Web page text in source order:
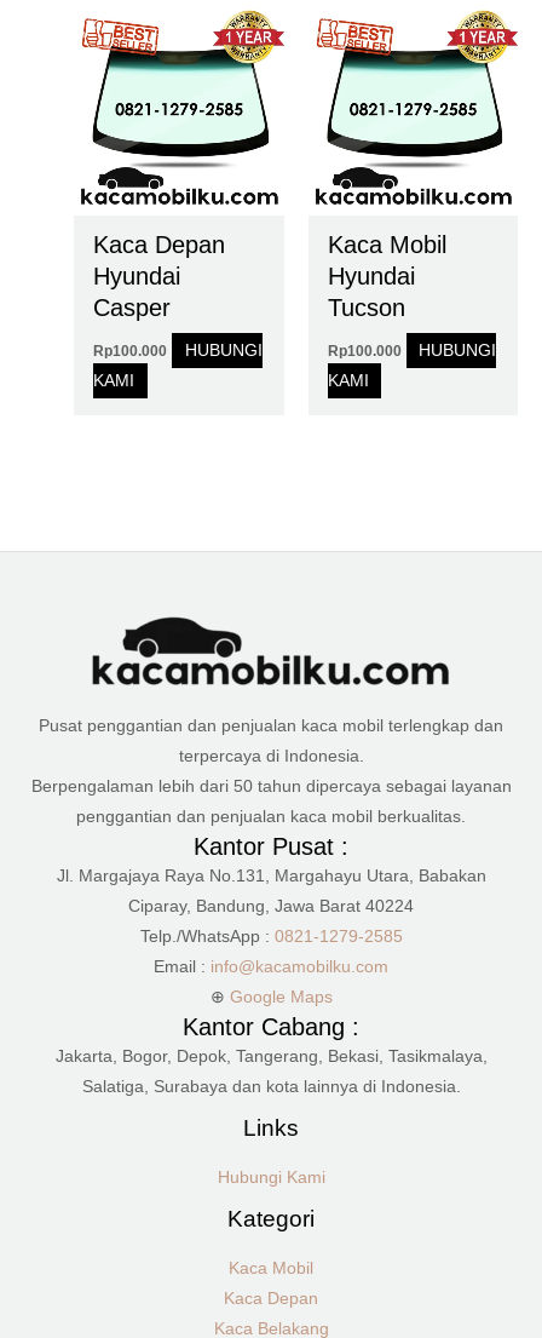
Kaca Depan
Hyundai
Casper
Rp100.000
HUBUNGI
KAMI
Kaca Mobil
Hyundai
Tucson
Rp100.000
HUBUNGI
KAMI
Pusat penggantian dan penjualan kaca mobil terlengkap dan
terpercaya di Indonesia.
Berpengalaman lebih dari 50 tahun dipercaya sebagai layanan
penggantian dan penjualan kaca mobil berkualitas.
Kantor Pusat :
Jl. Margajaya Raya No.131, Margahayu Utara, Babakan
Ciparay, Bandung, Jawa Barat 40224
Telp./WhatsApp : 0821-1279-2585
Email : info@kacamobilku.com
⊕ Google Maps
Kantor Cabang :
Jakarta, Bogor, Depok, Tangerang, Bekasi, Tasikmalaya,
Salatiga, Surabaya dan kota lainnya di Indonesia.
Links
Hubungi Kami
Kategori
Kaca Mobil
Kaca Depan
Kaca Belakang